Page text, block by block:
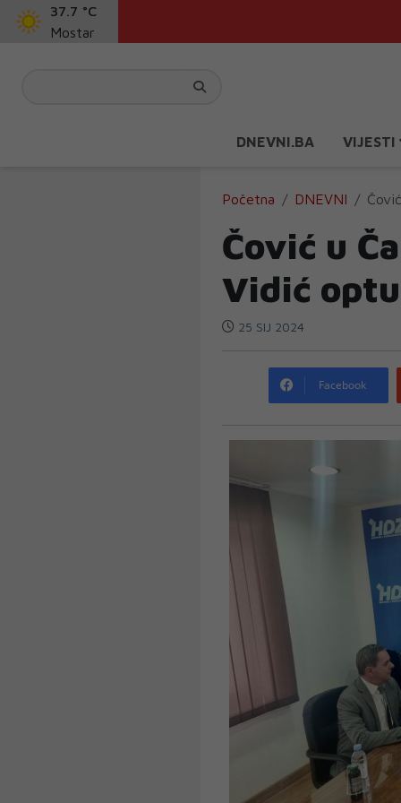
37.7 °C
Mostar
DNEVNI.BA VIJESTI
Početna DNEVNI
Čović u
Vidić
25 SIJ 2024
Facebook